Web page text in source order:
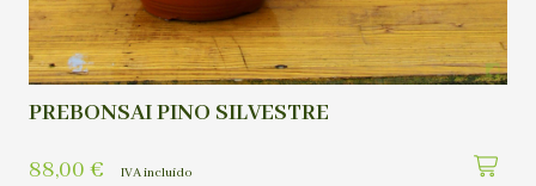
PREBONSAI PINO SILVESTRE
88,00 € IVA incluído